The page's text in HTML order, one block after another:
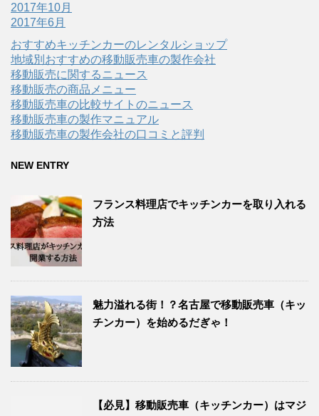
2017年10月
2017年6月
おすすめキッチンカーのレンタルショップ
地域別おすすめの移動販売車の製作会社
移動販売に関するニュース
移動販売の商品メニュー
移動販売車の比較サイトのニュース
移動販売車の製作マニュアル
移動販売車の製作会社の口コミと評判
NEW ENTRY
フランス料理店でキッチンカーを取り入れる
方法
魅力溢れる街！？名古屋で移動販売車（キッ
チンカー）を始めるだぎゃ！
【必見】移動販売車（キッチンカー）はマジ